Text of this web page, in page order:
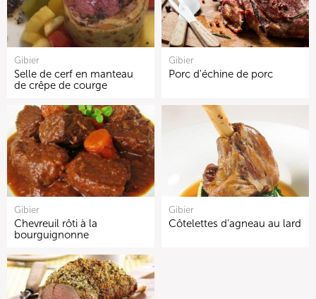
Gibier
Selle de cerf en manteau
de crêpe de courge
Gibier
Porc d'échine de porc
Gibier
Chevreuil rôti à la
bourguignonne
Gibier
Côtelettes d'agneau au lard